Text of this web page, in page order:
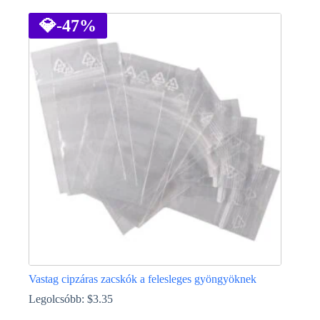
terméknek
több
variációja
van.
változatok
termékoldalon
választhatók
💎-47%
Vastag cipzáras zacskók a felesleges gyöngyöknek
Legolcsóbb: $3.35